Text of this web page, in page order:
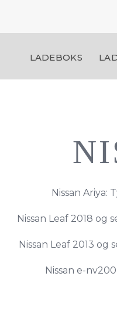
LADEBOKS
Nissan Ariya:
Nissan Leaf 2018 og
Nissan Leaf 2013 og
Nissan e-